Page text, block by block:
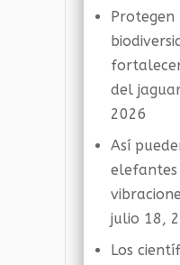
Protegen
del
2026
Así
elefantes
julio 18,
Los